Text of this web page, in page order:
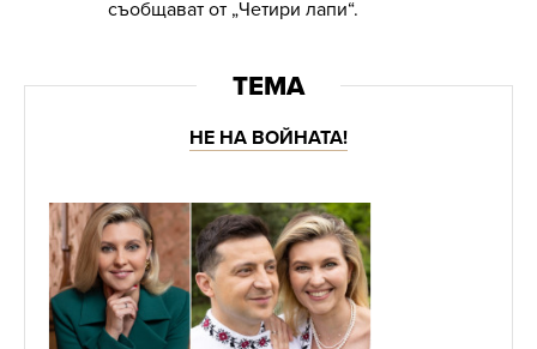
съобщават от „Четири лапи“.
НЕ НА ВОЙНАТА!